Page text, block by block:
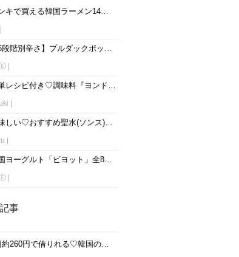
ドンキで買える韓国ラーメン14選！辛い？どんな味？徹底解説！
【5段階別辛さ】プルダックポックンミョン9種類を辛い順に紹介♡
|
簡単レシピ付き♡調味料『ヨンドゥ』って？おうちで本格韓国料理ができる♡
美味しい♡おすすめ聖水(ソンス)グルメ店5選！【2026年最新】
韓国ヨーグルト「ビヨット」全8種類を紹介♡味は？どこで買える？
|
事
1日約260円で借りれる♡韓国のWiFiレンタルおすすめ「WiFi弁当(WiFi Dosirak)」